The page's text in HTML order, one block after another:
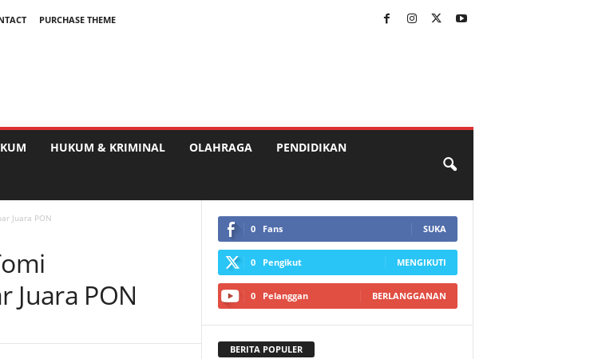
PURCHASE THEME
HUKUM & KRIMINAL OLAHRAGA PENDIDIKAN
Juara PON
Juara PON
0 Fans SUKA
0 Pengikut MENGIKUTI
0 Pelanggan BERLANGGANAN
BERITA POPULER